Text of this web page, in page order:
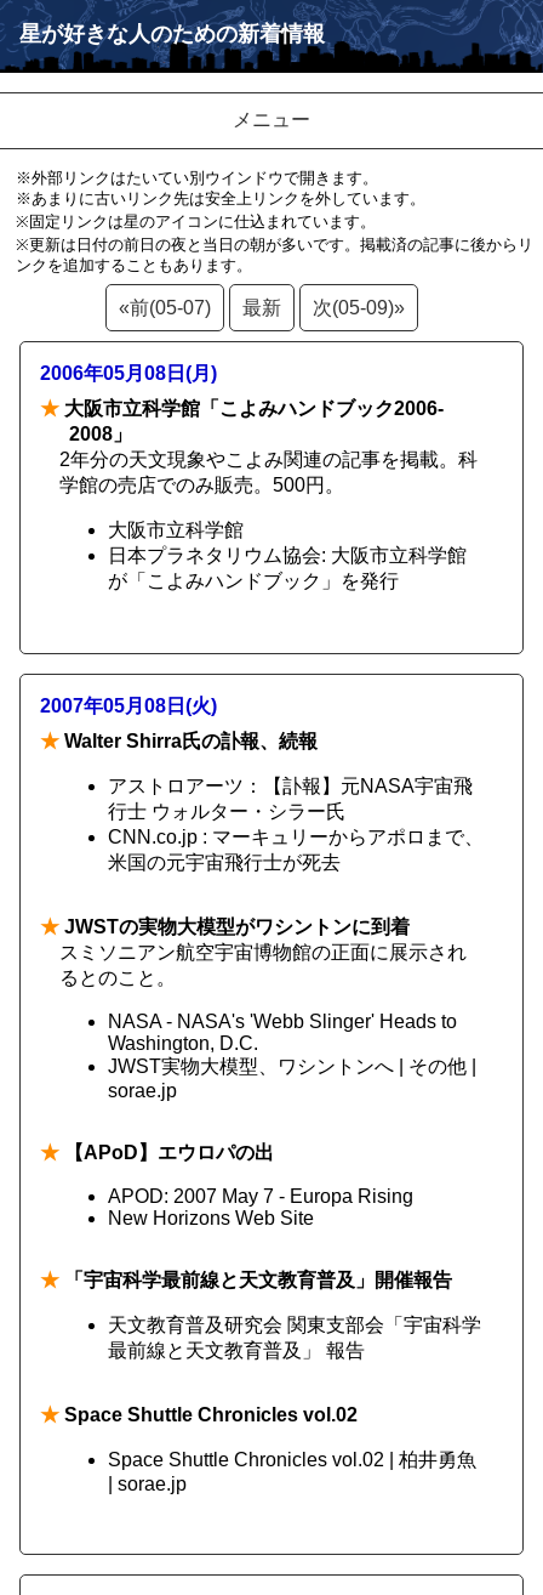
星が好きな人のための新着情報
メニュー
※外部リンクはたいてい別ウインドウで開きます。
※あまりに古いリンク先は安全上リンクを外しています。
※固定リンクは星のアイコンに仕込まれています。
※更新は日付の前日の夜と当日の朝が多いです。掲載済の記事に後からリ
ンクを追加することもあります。
«前(05-07) 最新 次(05-09)»
2006年05月08日(月)
★ 大阪市立科学館「こよみハンドブック2006-
2008」
2年分の天文現象やこよみ関連の記事を掲載。科
学館の売店でのみ販売。500円。
大阪市立科学館
日本プラネタリウム協会: 大阪市立科学館
が「こよみハンドブック」を発行
2007年05月08日(火)
★ Walter Shirra氏の訃報、続報
アストロアーツ：【訃報】元NASA宇宙飛
行士 ウォルター・シラー氏
CNN.co.jp : マーキュリーからアポロまで、
米国の元宇宙飛行士が死去
★ JWSTの実物大模型がワシントンに到着
スミソニアン航空宇宙博物館の正面に展示され
るとのこと。
NASA - NASA's 'Webb Slinger' Heads to
Washington, D.C.
JWST実物大模型、ワシントンへ | その他 |
sorae.jp
★ 【APoD】エウロパの出
APOD: 2007 May 7 - Europa Rising
New Horizons Web Site
★ 「宇宙科学最前線と天文教育普及」開催報告
天文教育普及研究会 関東支部会「宇宙科学
最前線と天文教育普及」 報告
★ Space Shuttle Chronicles vol.02
Space Shuttle Chronicles vol.02 | 柏井勇魚
| sorae.jp